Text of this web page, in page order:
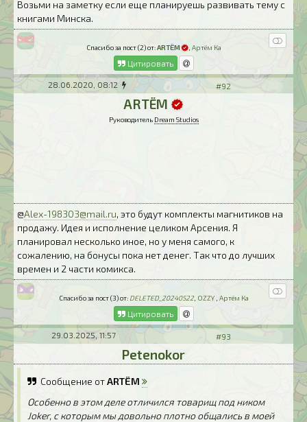
Возьми на заметку если еще планируешь развивать тему с
книгами Минска.
Спасибо за пост (2) от: ARTЁM , Артём Ка
Цитировать
28.06.2020, 08:12 #92
ARTЁM
Руководитель Dream Studios
@Alex-198303@mail.ru, это будут комплекты магнитиков на
продажу. Идея и исполнение целиком Арсения. Я
планировал несколько иное, но у меня самого, к
сожалению, на бонусы пока нет денег. Так что до лучших
времен и 2 части комикса.
Спасибо за пост (3) от: DELETED_20240522, OZZY Артём Ка
Цитировать
29.03.2025, 11:57 #93
Petenokor
Сообщение отARTЁM
Особенно в этом деле отличился товарищ под ником
Joker, с которым мы довольно плотно общались в моей